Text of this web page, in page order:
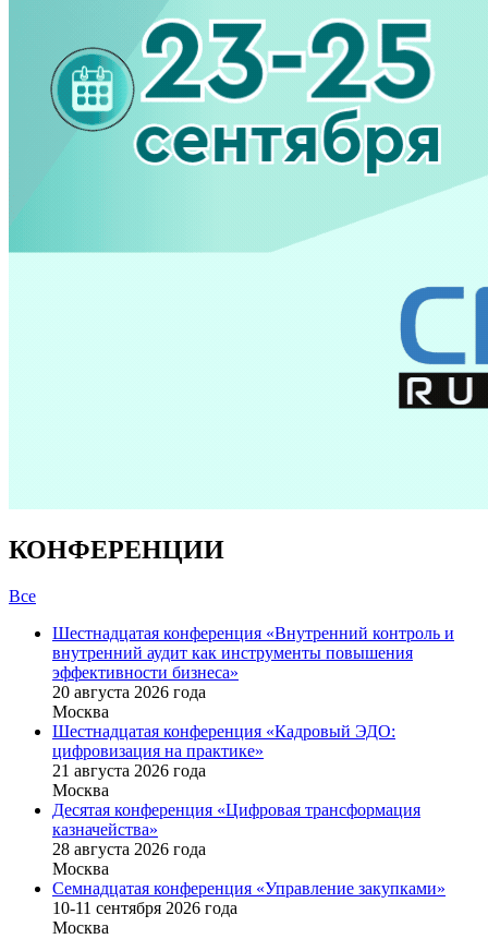
КОНФЕРЕНЦИИ
Все
Шестнадцатая конференция «Внутренний контроль и
внутренний аудит как инструменты повышения
эффективности бизнеса»
20 августа 2026 года
Москва
Шестнадцатая конференция «Кадровый ЭДО:
цифровизация на практике»
21 августа 2026 года
Москва
Десятая конференция «Цифровая трансформация
казначейства»
28 августа 2026 года
Москва
Семнадцатая конференция «Управление закупками»
10-11 сентября 2026 года
Москва